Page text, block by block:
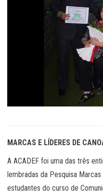
MARCAS E LÍDERES DE
A ACADEF foi uma das três
lembradas da Pesquisa
estudantes do curso de